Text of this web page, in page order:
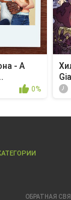
- A
0%
ОБРАТНАЯ